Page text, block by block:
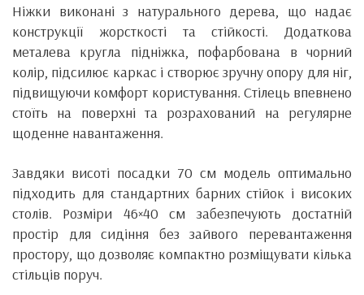
Ніжки виконані з натурального дерева, що надає
конструкції жорсткості та стійкості. Додаткова
металева кругла підніжка, пофарбована в чорний
колір, підсилює каркас і створює зручну опору для ніг,
підвищуючи комфорт користування. Стілець впевнено
стоїть на поверхні та розрахований на регулярне
щоденне навантаження.
Завдяки висоті посадки 70 см модель оптимально
підходить для стандартних барних стійок і високих
столів. Розміри 46×40 см забезпечують достатній
простір для сидіння без зайвого перевантаження
простору, що дозволяє компактно розміщувати кілька
стільців поруч.